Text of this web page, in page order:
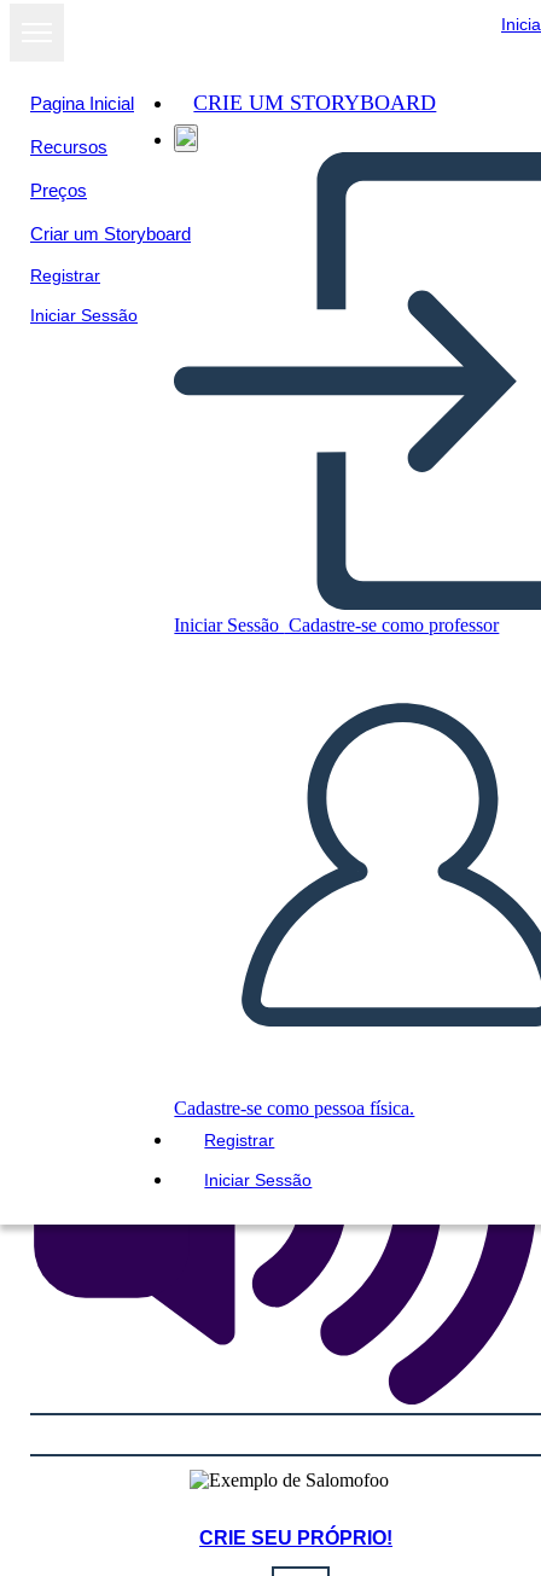
Pagina Inicial
Recursos
Preços
Criar um Storyboard
Registrar
Iniciar Sessão
CRIE UM STORYBOARD
Iniciar Sessão Cadastre-se como professor
Cadastre-se como pessoa física.
Registrar
Iniciar Sessão
Copie este storyboard
CRIAR UM STORYBOARD
REPRODUZIR APRESENTAÇÃO DE SLIDES
LEIA PRA MIM
CRIE SEU PRÓPRIO!